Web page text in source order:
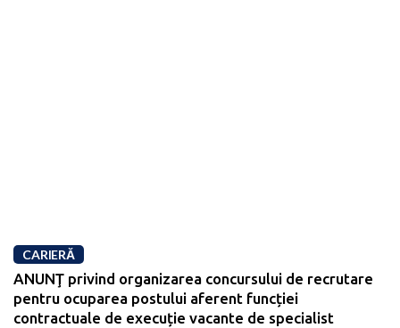
CARIERĂ
ANUNŢ privind organizarea concursului de recrutare
pentru ocuparea postului aferent funcției
contractuale de execuție vacante de specialist